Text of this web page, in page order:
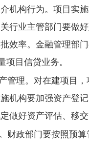
机构行为。项目实
行业主管部门要做
效率。金融管理部
项目信贷业务。
管理。 对在建项目
机构要加强资产登
做好资产评估、移
财政部门要按照预